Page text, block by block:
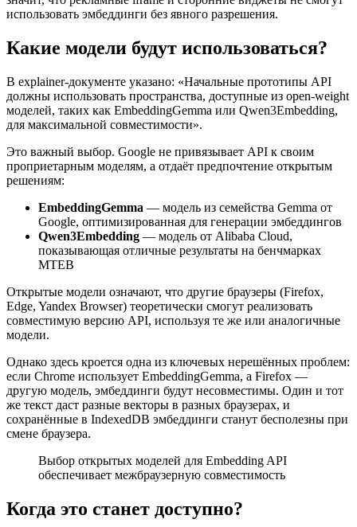
использовать эмбеддинги без явного разрешения.
Какие модели будут использоваться?
В explainer-документе указано: «Начальные прототипы API
должны использовать пространства, доступные из open-weight
моделей, таких как EmbeddingGemma или Qwen3Embedding,
для максимальной совместимости».
Это важный выбор. Google не привязывает API к своим
проприетарным моделям, а отдаёт предпочтение открытым
решениям:
EmbeddingGemma — модель из семейства Gemma от
Google, оптимизированная для генерации эмбеддингов
Qwen3Embedding — модель от Alibaba Cloud,
показывающая отличные результаты на бенчмарках
MTEB
Открытые модели означают, что другие браузеры (Firefox,
Edge, Yandex Browser) теоретически смогут реализовать
совместимую версию API, используя те же или аналогичные
модели.
Однако здесь кроется одна из ключевых нерешённых проблем:
если Chrome использует EmbeddingGemma, а Firefox —
другую модель, эмбеддинги будут несовместимы. Один и тот
же текст даст разные векторы в разных браузерах, и
сохранённые в IndexedDB эмбеддинги станут бесполезны при
смене браузера.
Выбор открытых моделей для Embedding API
обеспечивает межбраузерную совместимость
Когда это станет доступно?